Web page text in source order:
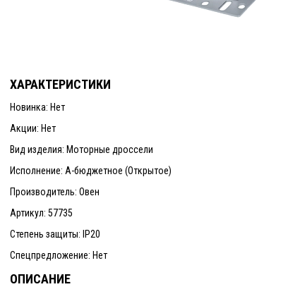
ХАРАКТЕРИСТИКИ
Новинка: Нет
Акции: Нет
Вид изделия: Моторные дроссели
Исполнение: А-бюджетное (Открытое)
Производитель: Овен
Артикул: 57735
Степень защиты: IP20
Спецпредложение: Нет
ОПИСАНИЕ